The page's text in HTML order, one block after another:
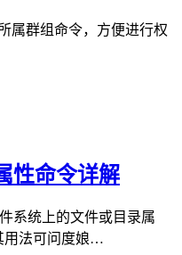
属群组命令，方便进行权
性命令详解
系统上的文件或目录属
用法可问度娘…